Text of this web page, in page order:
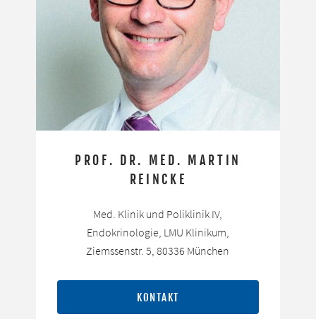
PROF. DR. MED. MARTIN
REINCKE
Med. Klinik und Poliklinik IV,
Endokrinologie, LMU Klinikum,
Ziemssenstr. 5, 80336 München
KONTAKT